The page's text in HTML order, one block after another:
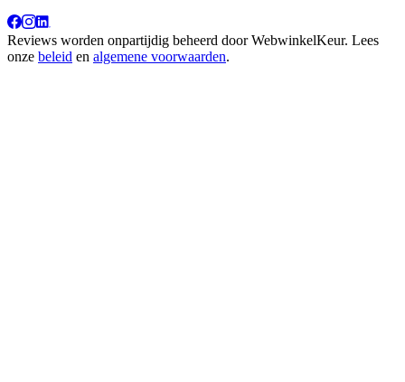
Reviews worden onpartijdig beheerd doorWebwinkelKeur. Lees
onze beleid en algemene voorwaarden.